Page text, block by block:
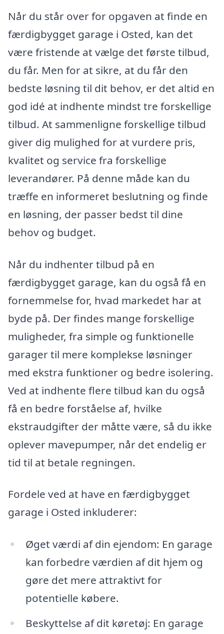
Når du står over for opgaven at finde en
færdigbygget garage i Osted, kan det
være fristende at vælge det første tilbud,
du får. Men for at sikre, at du får den
bedste løsning til dit behov, er det altid en
god idé at indhente mindst tre forskellige
tilbud. At sammenligne forskellige tilbud
giver dig mulighed for at vurdere pris,
kvalitet og service fra forskellige
leverandører. På denne måde kan du
træffe en informeret beslutning og finde
en løsning, der passer bedst til dine
behov og budget.
Når du indhenter tilbud på en
færdigbygget garage, kan du også få en
fornemmelse for, hvad markedet har at
byde på. Der findes mange forskellige
muligheder, fra simple og funktionelle
garager til mere komplekse løsninger
med ekstra funktioner og bedre isolering.
Ved at indhente flere tilbud kan du også
få en bedre forståelse af, hvilke
ekstraudgifter der måtte være, så du ikke
oplever mavepumper, når det endelig er
tid til at betale regningen.
Fordele ved at have en færdigbygget
garage i Osted inkluderer:
Øget værdi af din ejendom: En garage
kan forbedre værdien af dit hjem og
gøre det mere attraktivt for
potentielle købere.
Beskyttelse af dit køretøj: En garage